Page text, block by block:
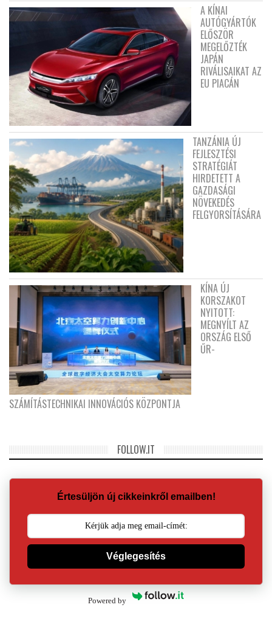
A KÍNAI
AUTÓGYÁRTÓK
ELŐSZÖR
MEGELŐZTÉK
JAPÁN
RIVÁLISAIKAT AZ
EU PIACÁN
TANZÁNIA ÚJ
FEJLESZTÉSI
STRATÉGIÁT
HIRDETETT A
GAZDASÁGI
NÖVEKEDÉS
FELGYORSÍTÁSÁRA
KÍNA ÚJ
KORSZAKOT
NYITOTT:
MEGNYÍLT AZ
ORSZÁG ELSŐ
ŰR-
SZÁMÍTÁSTECHNIKAI INNOVÁCIÓS KÖZPONTJA
FOLLOW.IT
Értesüljön új cikkeinkről emailben!
Véglegesítés
Powered by